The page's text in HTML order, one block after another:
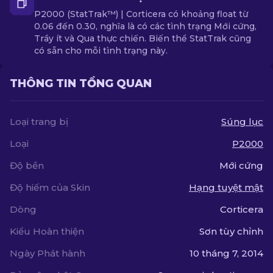
P2000 (StatTrak™) | Corticera có khoảng float từ
0.06 đến 0.30, nghĩa là có các tình trạng Mới cứng,
Trầy ít và Qua thực chiến. Biến thể StatTrak cũng
có sẵn cho mỗi tình trạng này.
THÔNG TIN TỔNG QUAN
Loại trang bị
Súng lục
Loại
P2000
Độ bền
Mới cứng
Độ hiếm của Skin
Hạng tuyệt mật
Dòng
Corticera
Kiểu Hoàn thiện
Sơn tùy chỉnh
Ngày Phát hành
10 tháng 7, 2014